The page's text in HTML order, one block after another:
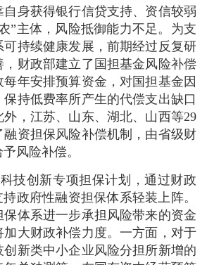
身获得银行信贷支持、资信较弱
”主体，风险抵御能力不足。为支
持续健康发展，前期经过反复研
，财政部建立了国担基金风险补偿
年安排预算资金，对国担基金因
保持低费率所产生的代偿支出缺口
，江苏、山东、湖北、山西等29
资担保风险补偿机制，由省级财
风险补偿。
技创新专项担保计划，通过财政
政府性融资担保体系轻装上阵。
保体系进一步承担风险带来的资金
大财政补偿力度。一方面，对于
创新类中小企业风险分担所新增的